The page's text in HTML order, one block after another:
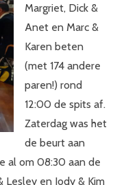
Margriet, Dick &
Anet en Marc &
Karen beten
(met 174 andere
paren!) rond
12:00 de spits af.
Zaterdag was het
de beurt aan
al om 08:30 aan de
Lesley en Jody & Kim